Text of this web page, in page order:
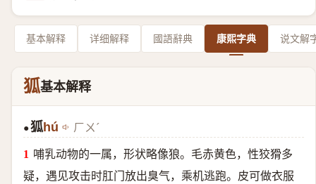
基本解释 详细解释 國語辭典 康熙字典 说文解
狐基本解释
●狐hú ㄏㄨˊ
哺乳动物的一属，形状略像狼。毛赤黄色，性狡猾多
疑，遇见攻击时肛门放出臭气，乘机逃跑。皮可做衣服